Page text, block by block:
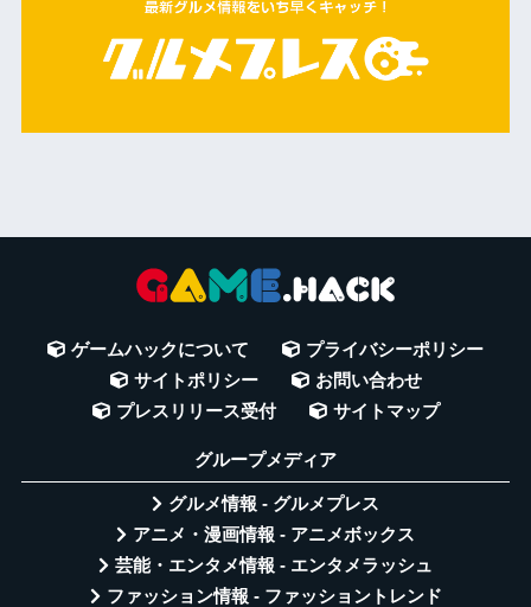
ゲームハックについて
プライバシーポリシー
サイトポリシー
お問い合わせ
プレスリリース受付
サイトマップ
グループメディア
グルメ情報 - グルメプレス
アニメ・漫画情報 - アニメボックス
芸能・エンタメ情報 - エンタメラッシュ
ファッション情報 - ファッショントレンド